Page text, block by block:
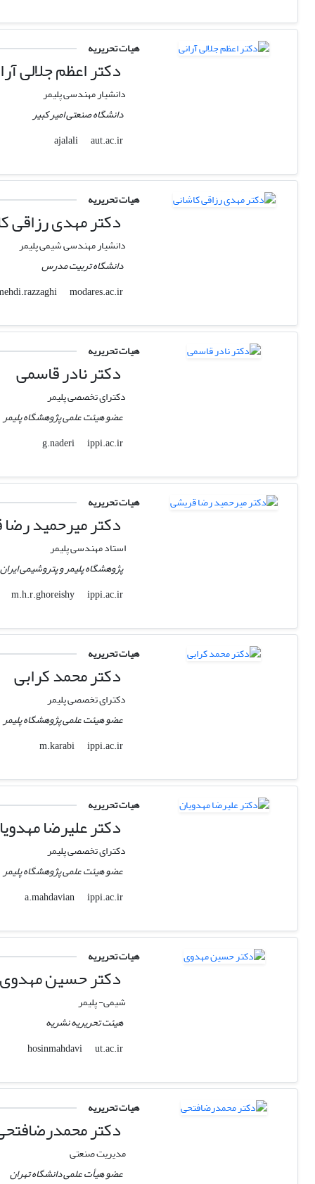
هیات تحریریه
دکتر اعظم جلالی
دانشیار مهندسی پلیمر
دانشگاه صنعتی امیر کبیر
ajalali
aut.ac.ir
هیات تحریریه
دکتر مهدی رزاقی
دانشیار مهندسی شیمی پلیمر
دانشگاه تربیت مدرس
mehdi.razzaghi
modares.ac.ir
هیات تحریریه
دکتر نادر قاسمی
دکترای تخصصی پلیمر
عضو هیئت علمی پژوهشگاه پلیمر
g.naderi
ippi.ac.ir
هیات تحریریه
دکتر میرحمید
استاد مهندسی پلیمر
پژوهشگاه پلیمر و پتروشیمی ایران
m.h.r.ghoreishy
ippi.ac.ir
هیات تحریریه
دکتر محمد کرابی
دکترای تخصصی پلیمر
عضو هیئت علمی پژوهشگاه پلیمر
m.karabi
ippi.ac.ir
هیات تحریریه
دکتر علیرضا
دکترای تخصصی پلیمر
عضو هیئت علمی پژوهشگاه پلیمر
a.mahdavian
ippi.ac.ir
هیات تحریریه
دکتر حسین
شیمی- پلیمر
هیئت تحریریه نشریه
hosinmahdavi
ut.ac.ir
هیات تحریریه
دکتر
مدیریت صنعتی
عضو هیأت علمی دانشگاه تهران